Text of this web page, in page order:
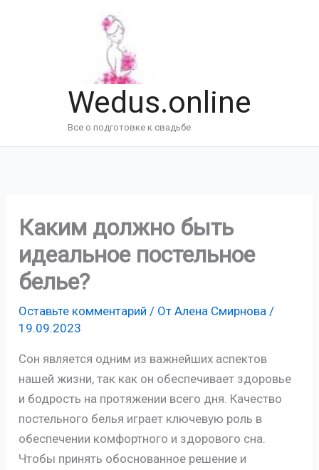
Wedus.online
Все о подготовке к свадьбе
Каким должно быть
идеальное постельное
белье?
Оставьте комментарий / ОтАлена Смирнова /
19.09.2023
Сон является одним из важнейших аспектов
нашей жизни, так как он обеспечивает здоровье
и бодрость на протяжении всего дня. Качество
постельного белья играет ключевую роль в
обеспечении комфортного и здорового сна.
Чтобы принять обоснованное решение и